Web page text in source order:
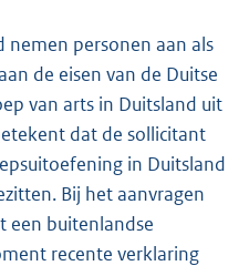
nemen personen aan als
de eisen van de Duitse
van arts in Duitsland uit
dat de sollicitant
in Duitsland
Bij het aanvragen
een buitenlandse
recente verklaring